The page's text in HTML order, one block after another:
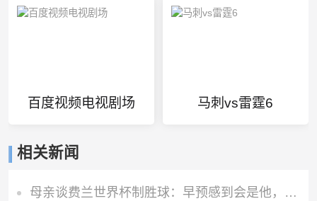
百度视频电视剧场 马刺vs雷霆6
相关新闻
母亲谈费兰世界杯制胜球：早预感到会是他，因为他经历了太多困难